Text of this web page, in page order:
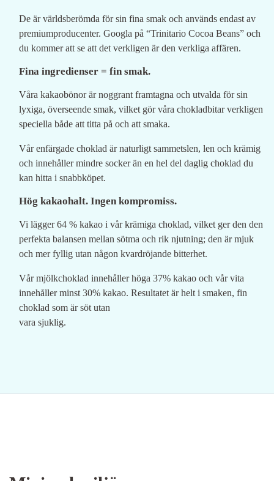
De är världsberömda för sin fina smak och används endast av
premiumproducenter. Googla på “Trinitario Cocoa Beans” och
du kommer att se att det verkligen är den verkliga affären.
Fina ingredienser = fin smak.
Våra kakaobönor är noggrant framtagna och utvalda för sin
lyxiga, överseende smak, vilket gör våra chokladbitar verkligen
speciella både att titta på och att smaka.
Vår enfärgade choklad är naturligt sammetslen, len och krämig
och innehåller mindre socker än en hel del daglig choklad du
kan hitta i snabbköpet.
Hög kakaohalt. Ingen kompromiss.
Vi lägger 64 % kakao i vår krämiga choklad, vilket ger den den
perfekta balansen mellan sötma och rik njutning; den är mjuk
och mer fyllig utan någon kvardröjande bitterhet.
Vår mjölkchoklad innehåller höga 37% kakao och vår vita
innehåller minst 30% kakao. Resultatet är helt i smaken, fin
choklad som är söt utan
vara sjuklig.